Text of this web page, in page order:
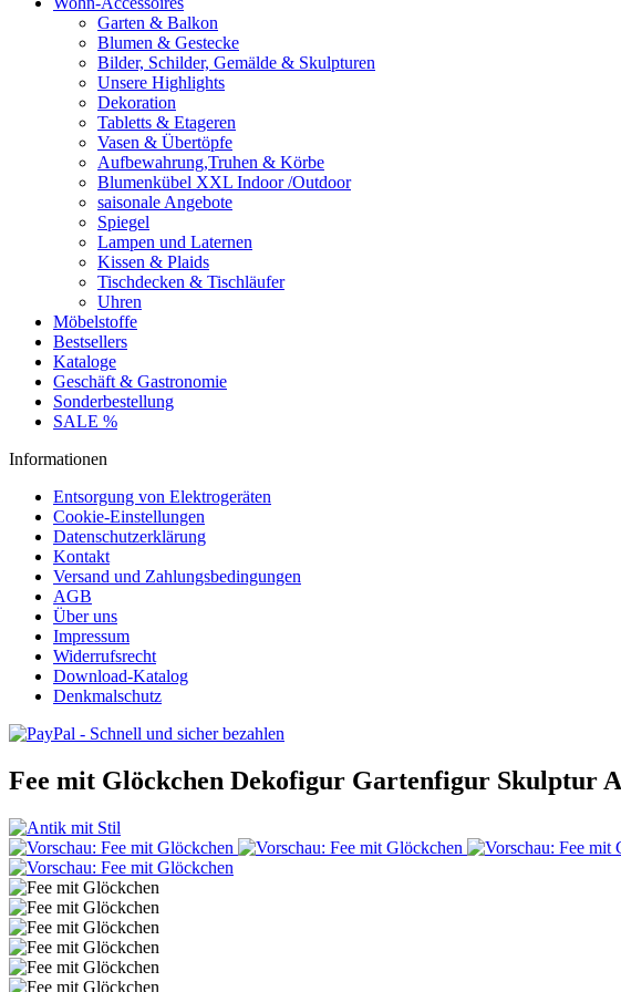
Garten & Balkon
Blumen & Gestecke
Bilder, Schilder, Gemälde & Skulpturen
Unsere Highlights
Dekoration
Tabletts & Etageren
Vasen & Übertöpfe
Aufbewahrung,Truhen & Körbe
Blumenkübel XXL Indoor /Outdoor
saisonale Angebote
Spiegel
Lampen und Laternen
Kissen & Plaids
Tischdecken & Tischläufer
Uhren
Möbelstoffe
Bestsellers
Kataloge
Geschäft & Gastronomie
Sonderbestellung
SALE %
Informationen
Entsorgung von Elektrogeräten
Cookie-Einstellungen
Datenschutzerklärung
Kontakt
Versand und Zahlungsbedingungen
AGB
Über uns
Impressum
Widerrufsrecht
Download-Katalog
Denkmalschutz
Fee mit Glöckchen Dekofigur Gartenfigur Skulptur